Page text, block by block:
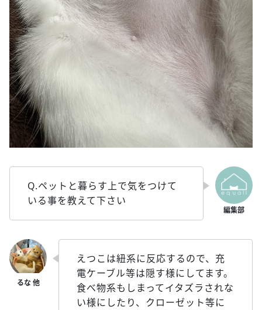
Q.ペットと暮らす上で気をつけて
いる事を教えて下さい
えつこは紐系に反応するので、充
電ケーブル等は隠す様にしてます。
食べ物系もしまってイタズラされな
い様にしたり、クローゼット等に